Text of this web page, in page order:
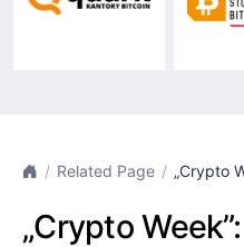
Related Page „Crypto
„Crypto